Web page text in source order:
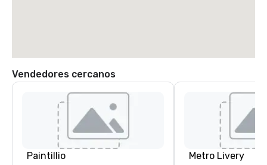
Vendedores cercanos
Paintillio Metro Livery